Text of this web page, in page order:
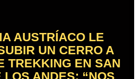
AUSTRÍACO LE
UN CERRO A
TREKKING EN SAN
LOS ANDES: “NOS